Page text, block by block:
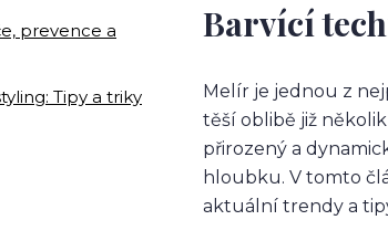
prevence a
Tipy a triky
Barvící
Melír je jednou z
těší oblibě již
přirozený a
hloubku. V tomto
aktuální trendy a